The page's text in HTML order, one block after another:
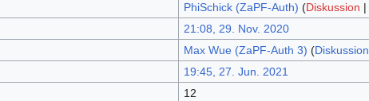
PhiSchick (ZaPF-Auth) (Diskussion |
21:08, 29. Nov. 2020
Max Wue (ZaPF-Auth 3) (Diskussion
19:45, 27. Jun. 2021
12